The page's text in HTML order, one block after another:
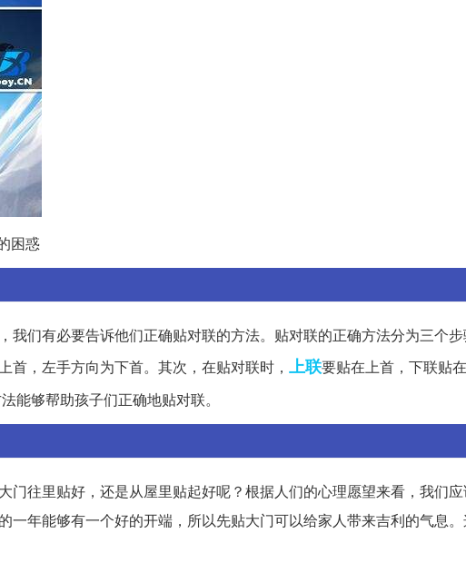
困惑
我们有必要告诉他们正确贴对联的方法。贴对联的正确方法分为三个
，左手方向为下首。其次，在贴对联时， 上联要贴在上首，下联贴
能够帮助孩子们正确地贴对联。
门往里贴好，还是从屋里贴起好呢？根据人们的心理愿望来看，我们
一年能够有一个好的开端，所以先贴大门可以给家人带来吉利的气息